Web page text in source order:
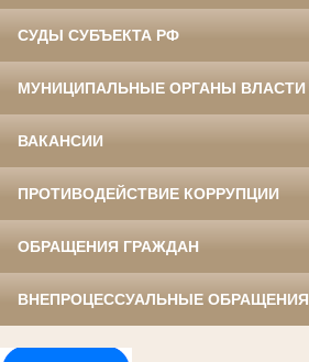
СУДЫ СУБЪЕКТА РФ
МУНИЦИПАЛЬНЫЕ ОРГАНЫ ВЛАСТИ
ВАКАНСИИ
ПРОТИВОДЕЙСТВИЕ КОРРУПЦИИ
ОБРАЩЕНИЯ ГРАЖДАН
ВНЕПРОЦЕССУАЛЬНЫЕ ОБРАЩЕНИЯ